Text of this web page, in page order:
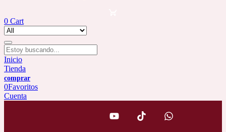
0 Cart
Inicio
Tienda
0Favoritos
Cuenta